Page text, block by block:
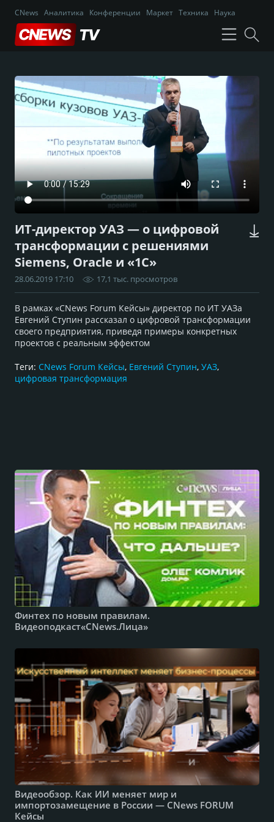
CNews Аналитика Конференции Маркет Техника Наука
ИТ-директор УАЗ — о цифровой
трансформации с решениями
Siemens, Oracle и «1С»
28.06.2019 17:10 17,1 тыс. просмотров
В рамках «CNews Forum Кейсы» директор по ИТ УАЗа
Евгений Ступин рассказал о цифровой трансформации
своего предприятия, приведя примеры конкретных
проектов с реальным эффектом
Теги: CNews Forum Кейсы, Евгений Ступин, УАЗ,
цифровая трансформация
Финтех по новым правилам.
Видеоподкаст«CNews.Лица»
Видеообзор. Как ИИ меняет мир и
импортозамещение в России — CNews FORUM
Кейсы